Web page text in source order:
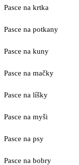
Pasce na krtka
Pasce na potkany
Pasce na kuny
Pasce na mačky
Pasce na líšky
Pasce na myši
Pasce na psy
Pasce na bobry